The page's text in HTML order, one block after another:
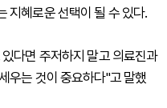
지혜로운 선택이 될 수 있다.
다면 주저하지 말고 의료진과
우는 것이 중요하다"고 말했